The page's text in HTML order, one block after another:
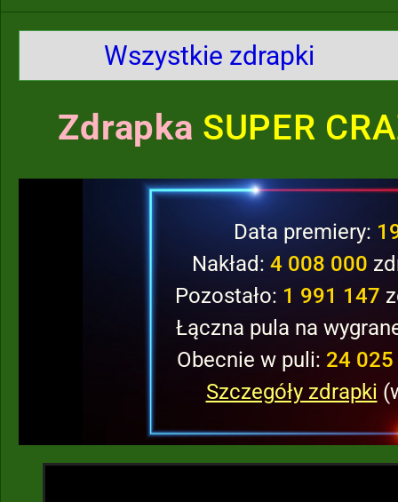
Wszystkie zdrapki
Zdrapka SUPER
Data premiery:
Nakład: 4 008 000
Pozostało: 1 991 147
Łączna pula na
Obecnie w puli: 24 025
Szczegóły zdrapki